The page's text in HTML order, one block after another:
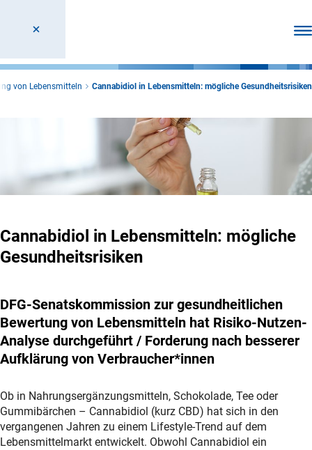
von Lebensmitteln Cannabidiol in Lebensmitteln: mögliche Gesundheitsrisiken
Cannabidiol in Lebensmitteln: mögliche
Gesundheitsrisiken
DFG-Senatskommission zur gesundheitlichen
Bewertung von Lebensmitteln hat Risiko-Nutzen-
Analyse durchgeführt / Forderung nach besserer
Aufklärung von Verbraucher*innen
Ob in Nahrungsergänzungsmitteln, Schokolade, Tee oder
Gummibärchen – Cannabidiol (kurz CBD) hat sich in den
vergangenen Jahren zu einem Lifestyle-Trend auf dem
Lebensmittelmarkt entwickelt. Obwohl Cannabidiol ein